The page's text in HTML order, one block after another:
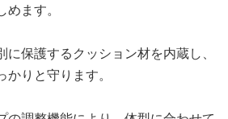
ます。
保護するクッション材を内蔵し、
りと守ります。